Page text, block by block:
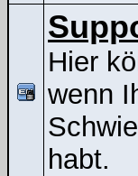
Hier
wenn
habt.